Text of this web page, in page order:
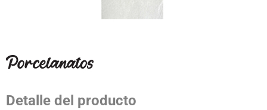
Detalle del producto